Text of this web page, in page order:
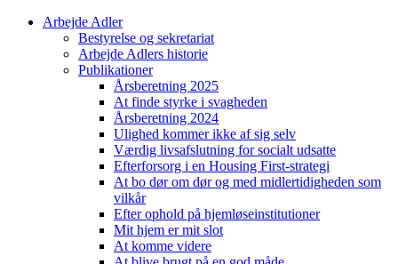
Arbejde Adler
Bestyrelse og sekretariat
Arbejde Adlers historie
Publikationer
Årsberetning 2025
At finde styrke i svagheden
Årsberetning 2024
Ulighed kommer ikke af sig selv
Værdig livsafslutning for socialt udsatte
Efterforsorg i en Housing First-strategi
At bo dør om dør og med midlertidigheden som
vilkår
Efter ophold på hjemløseinstitutioner
Mit hjem er mit slot
At komme videre